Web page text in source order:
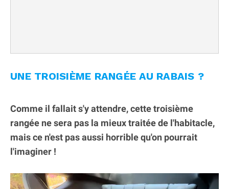
UNE TROISIÈME RANGÉE AU RABAIS ?
Comme il fallait s'y attendre, cette troisième
rangée ne sera pas la mieux traitée de l'habitacle,
mais ce n'est pas aussi horrible qu'on pourrait
l'imaginer !